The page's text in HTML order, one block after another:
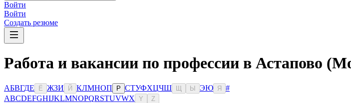
Войти
Войти
Создать резюме
Работа и вакансии по профессии в Астапово
АБВГДЕ Ё ЖЗИ Й КЛМНОП Р СТУФХЦЧШ Ы ЭЮ Я
#
ABCDEFGHIJKLMNOPQRSTUVWX Y Z